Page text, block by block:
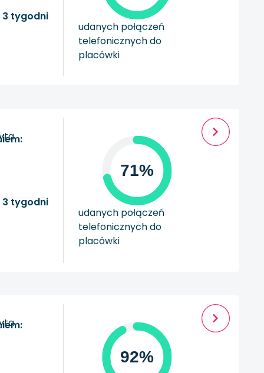
3 tygodni
udanych połączeń
telefonicznych do
placówki
3 tygodni
71%
udanych połączeń
telefonicznych do
placówki
92%